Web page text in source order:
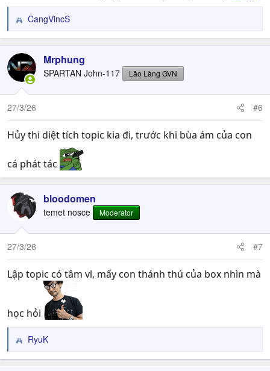
R
e
c
t
i
o
n
s
CangVincS
Mrphung
SPARTAN John-117 Lão Làng GVN
27/3/26 #6
Hủy thi diệt tích topic kia đi, trước khi bùa ám của con
cá phát tác
bloodomen
temet nosce Moderator
27/3/26 #7
Lập topic có tâm vl, mấy con thánh thú của box nhìn mà
học hỏi
R
e
RyuK